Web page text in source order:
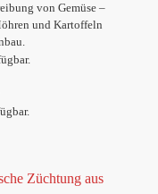
von Gemüse –
und Kartoffeln
.
Züchtung aus